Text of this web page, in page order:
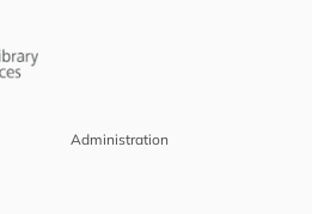
Administration